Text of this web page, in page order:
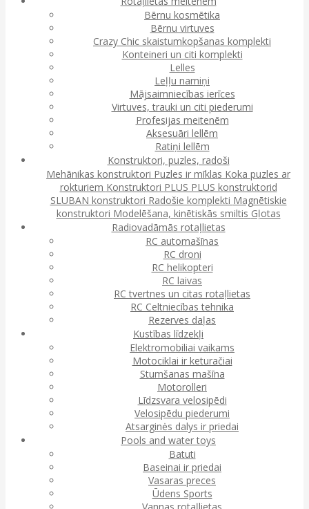
Bērnu kosmētika
Bērnu virtuves
Crazy Chic skaistumkopšanas komplekti
Konteineri un citi komplekti
Lelles
Leļļu namiņi
Mājsaimniecības ierīces
Virtuves, trauki un citi piederumi
Profesijas meitenēm
Aksesuāri lellēm
Ratiņi lellēm
Konstruktori, puzles, radoši
Mehānikas konstruktori Puzles ir mīklas Koka puzles ar
rokturiem Konstruktori PLUS PLUS konstruktorid
SLUBAN konstruktori Radošie komplekti Magnētiskie
konstruktori Modelēšana, kinētiskās smiltis Gļotas
Radiovadāmās rotaļlietas
RC automašīnas
RC droni
RC helikopteri
RC laivas
RC tvertnes un citas rotaļlietas
RC Celtniecības tehnika
Rezerves daļas
Kustības līdzekļi
Elektromobiliai vaikams
Motociklai ir keturačiai
Stumšanas mašīna
Motorolleri
Līdzsvara velosipēdi
Velosipēdu piederumi
Atsarginės dalys ir priedai
Pools and water toys
Batuti
Baseinai ir priedai
Vasaras preces
Ūdens Sports
Vannas rotaļlietas